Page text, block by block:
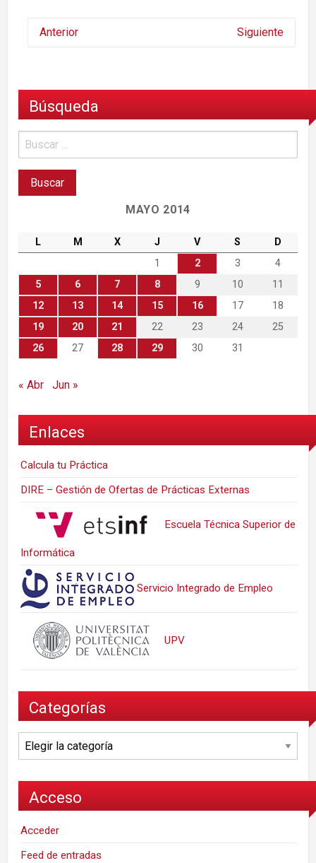
Anterior Siguiente
Búsqueda
MAYO 2014
L M X J V S
D
1
2 3
4
5
6 7 8 9 10
11
12
13 14 15 16 17
18
19
20 21 22 23 24
25
26
27 28 29 30 31
« Abr Jun »
Enlaces
Calcula tu Práctica
DIRE – Gestión de Ofertas de Prácticas Externas
Escuela Técnica Superior de
Informática
Servicio Integrado de Empleo
UPV
Categorías
Categorías
Acceso
Acceder
Feed de entradas